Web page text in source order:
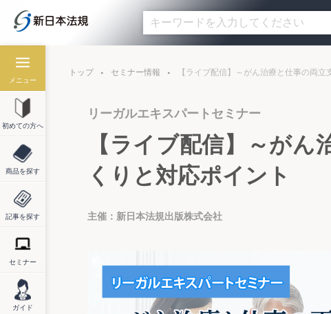
メニュー
初めての方へ
商品を探す
記事を探す
セミナー
ガイド
トップ セミナー情報 【ライブ配信】～がん治療と仕事の両
リーガルエキスパートセミナー
【ライブ配信】～が
くりと対応ポイント
主催：新日本法規出版株式会社